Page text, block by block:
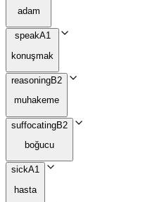
adam
speakA1
konuşmak
reasoningB2
muhakeme
suffocatingB2
boğucu
sickA1
hasta